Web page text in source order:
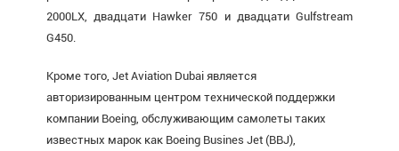
2000LX, двадцати Hawker 750 и двадцати Gulfstream
G450.
Кроме того, Jet Aviation Dubai является
авторизированным центром технической поддержки
компании Boeing, обслуживающим самолеты таких
известных марок как Boeing Busines Jet (BBJ),